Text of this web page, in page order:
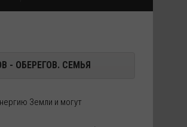
- ОБЕРЕГОВ. СЕМЬЯ
Земли и могут